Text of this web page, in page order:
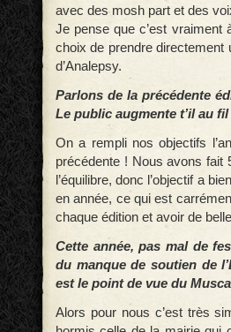
avec des mosh part et des
Je pense que c’est vraiment
choix de prendre
d’Analepsy.
Parlons de la précédente
Le public augmente t’il au
On a rempli nos objectifs
précédente ! Nous avons fait
l’équilibre, donc l’objectif a
en année, ce qui est
chaque édition et avoir de
Cette année, pas mal de
du manque de soutien de
est le point de vue du
Alors pour nous c’est très